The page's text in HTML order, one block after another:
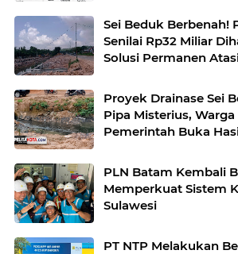
Sei Beduk Berbenah!
Senilai Rp32 Miliar
Solusi Permanen
Proyek Drainase Sei
Pipa Misterius, Warga
Pemerintah Buka
PLN Batam Kembali
Memperkuat Sistem
Sulawesi
PT NTP Melakukan